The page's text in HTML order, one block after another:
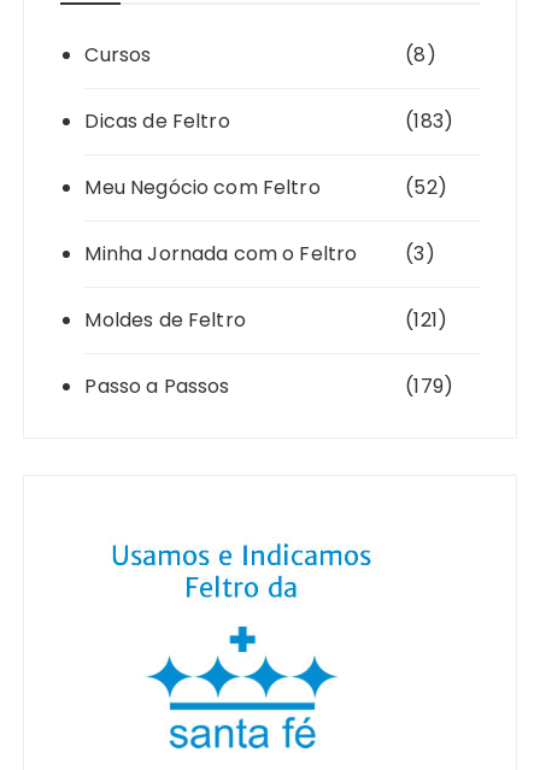
Cursos (8)
Dicas de Feltro (183)
Meu Negócio com Feltro (52)
Minha Jornada com o Feltro (3)
Moldes de Feltro (121)
Passo a Passos (179)